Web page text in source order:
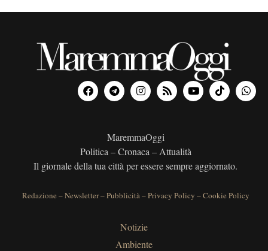
MaremmaOggi
Politica – Cronaca – Attualità
Il giornale della tua città per essere sempre aggiornato.
Redazione –Newsletter–Pubblicità–Privacy Policy –Cookie Policy
Notizie
Ambiente